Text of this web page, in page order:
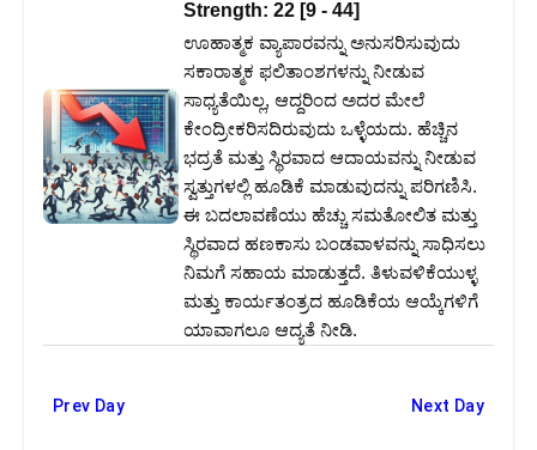
Strength: 22 [9 - 44]
ಊಹಾತ್ಮಕ ವ್ಯಾಪಾರವನ್ನು ಅನುಸರಿಸುವುದು
ಸಕಾರಾತ್ಮಕ ಫಲಿತಾಂಶಗಳನ್ನು ನೀಡುವ
ಸಾಧ್ಯತೆಯಿಲ್ಲ, ಆದ್ದರಿಂದ ಅದರ ಮೇಲೆ
ಕೇಂದ್ರೀಕರಿಸದಿರುವುದು ಒಳ್ಳೆಯದು. ಹೆಚ್ಚಿನ
ಭದ್ರತೆ ಮತ್ತು ಸ್ಥಿರವಾದ ಆದಾಯವನ್ನು ನೀಡುವ
ಸ್ವತ್ತುಗಳಲ್ಲಿ ಹೂಡಿಕೆ ಮಾಡುವುದನ್ನು ಪರಿಗಣಿಸಿ.
ಈ ಬದಲಾವಣೆಯು ಹೆಚ್ಚು ಸಮತೋಲಿತ ಮತ್ತು
ಸ್ಥಿರವಾದ ಹಣಕಾಸು ಬಂಡವಾಳವನ್ನು ಸಾಧಿಸಲು
ನಿಮಗೆ ಸಹಾಯ ಮಾಡುತ್ತದೆ. ತಿಳುವಳಿಕೆಯುಳ್ಳ
ಮತ್ತು ಕಾರ್ಯತಂತ್ರದ ಹೂಡಿಕೆಯ ಆಯ್ಕೆಗಳಿಗೆ
ಯಾವಾಗಲೂ ಆದ್ಯತೆ ನೀಡಿ.
Prev Day Next Day